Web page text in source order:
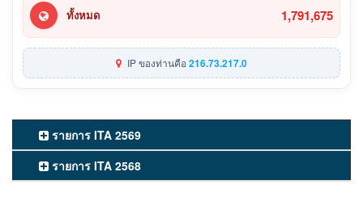
ทั้งหมด 1,791,675
IP ของท่านคือ216.73.217.0
รายการ ITA 2569
รายการ ITA 2568